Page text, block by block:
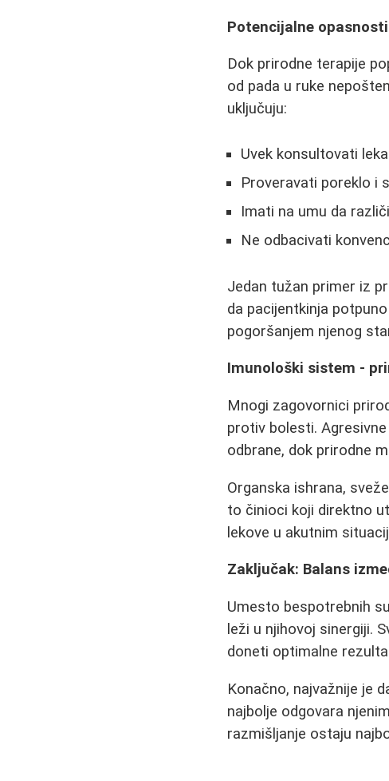
Potencijalne
Dok prirodne terapije
od pada u ruke
uključuju:
Uvek konsultovati
Proveravati poreklo i
Imati na umu da
Ne odbacivati
Jedan tužan primer iz
da pacijentkinja
pogoršanjem njenog
Imunološki sistem -
Mnogi zagovornici
protiv bolesti.
odbrane, dok prirodne
Organska ishrana,
to činioci koji direktno
lekove u akutnim
Zaključak: Balans
Umesto bespotrebnih
leži u njihovoj sinergiji.
doneti optimalne
Konačno, najvažnije je
najbolje odgovara
razmišljanje ostaju